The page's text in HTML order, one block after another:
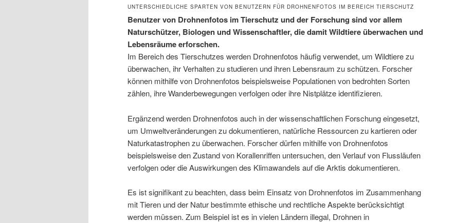
UNTERSCHIEDLICHE SPARTEN VON BENUTZERN FÜR DROHNENFOTOS IM BEREICH TIERSCHUTZ
Benutzer von Drohnenfotos im Tierschutz und der Forschung sind vor allem
Naturschützer, Biologen und Wissenschaftler, die damit Wildtiere überwachen und
Lebensräume erforschen.
Im Bereich des Tierschutzes werden Drohnenfotos häufig verwendet, um Wildtiere zu
überwachen, ihr Verhalten zu studieren und ihren Lebensraum zu schützen. Forscher
können mithilfe von Drohnenfotos beispielsweise Populationen von bedrohten Sorten
zählen, ihre Wanderbewegungen verfolgen oder ihre Nistplätze identifizieren.
Ergänzend werden Drohnenfotos auch in der wissenschaftlichen Forschung eingesetzt,
um Umweltveränderungen zu dokumentieren, natürliche Ressourcen zu kartieren oder
Naturkatastrophen zu überwachen. Forscher dürfen mithilfe von Drohnenfotos
beispielsweise den Zustand von Korallenriffen untersuchen, den Verlauf von Flussläufen
verfolgen oder die Auswirkungen des Klimawandels auf die Arktis dokumentieren.
Es ist signifikant zu beachten, dass beim Einsatz von Drohnenfotos im Zusammenhang
mit Tieren und der Natur bestimmte ethische und rechtliche Aspekte berücksichtigt
werden müssen. Zum Beispiel ist es in vielen Ländern illegal, Drohnen in